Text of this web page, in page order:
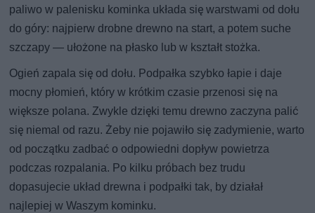
paliwo w palenisku kominka układa się warstwami od dołu
do góry: najpierw drobne drewno na start, a potem suche
szczapy — ułożone na płasko lub w kształt stożka.
Ogień zapala się od dołu. Podpałka szybko łapie i daje
mocny płomień, który w krótkim czasie przenosi się na
większe polana. Zwykle dzięki temu drewno zaczyna palić
się niemal od razu. Żeby nie pojawiło się zadymienie, warto
od początku zadbać o odpowiedni dopływ powietrza
podczas rozpalania. Po kilku próbach bez trudu
dopasujecie układ drewna i podpałki tak, by działał
najlepiej w Waszym kominku.